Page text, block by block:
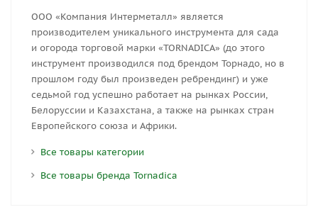
ООО «Компания Интерметалл» является
производителем уникального инструмента для сада
и огорода торговой марки «TORNADICA» (до этого
инструмент производился под брендом Торнадо, но в
прошлом году был произведен ребрендинг) и уже
седьмой год успешно работает на рынках России,
Белоруссии и Казахстана, а также на рынках стран
Европейского союза и Африки.
Все товары категории
Все товары бренда Tornadica